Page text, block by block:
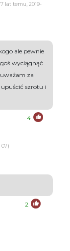
lat temu, 2019-
ale pewnie
wyciągnąć
za
upuścić szrotu i
4
2